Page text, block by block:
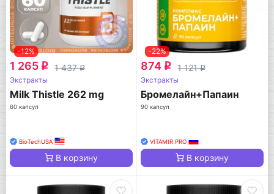
-12%
1 265 q 1 437q
Экстракты
Milk Thistle 262 mg
60 капсул
BioTechUSA
В корзину
-22%
874 q 1 121q
Экстракты
Бромелайн+Папаин
90 капсул
VITAMIR PRO
В корзину